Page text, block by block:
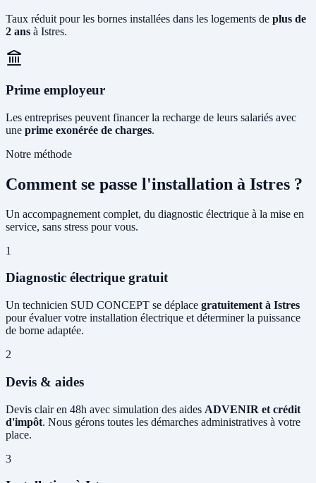
Taux réduit pour les bornes installées dans les logements de plus de
2 ans à Istres.
Prime employeur
Les entreprises peuvent financer la recharge de leurs salariés avec
une prime exonérée de charges.
Notre méthode
Comment se passe l'installation à Istres ?
Un accompagnement complet, du diagnostic électrique à la mise en
service, sans stress pour vous.
1
Diagnostic électrique gratuit
Un technicien SUD CONCEPT se déplace gratuitement à Istres
pour évaluer votre installation électrique et déterminer la puissance
de borne adaptée.
2
Devis & aides
Devis clair en 48h avec simulation des aides ADVENIR et crédit
d'impôt. Nous gérons toutes les démarches administratives à votre
place.
3